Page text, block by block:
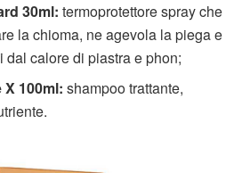
30ml: termoprotettore spray che
la chioma, ne agevola la piega e
dal calore di piastra e phon;
100ml: shampoo trattante,